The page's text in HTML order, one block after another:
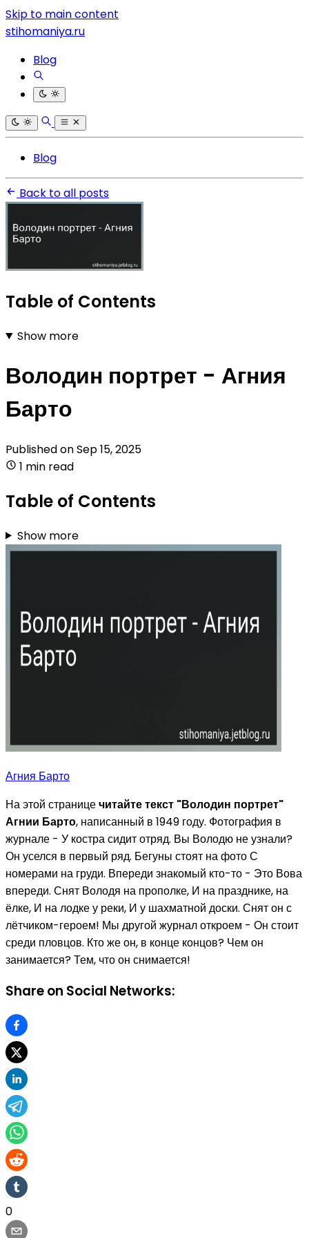
Skip to main content
stihomaniya.ru
Blog
Blog
Back to all posts
Table of Contents
Show more
Володин портрет - Агния
Барто
Published onSep 15, 2025
1 min read
Table of Contents
Show more
Агния Барто
На этой страницечитайте текст "Володин портрет"
Агнии Барто, написанный в 1949 году. Фотография в
журнале - У костра сидит отряд. Вы Володю не узнали?
Он уселся в первый ряд. Бегуны стоят на фото С
номерами на груди. Впереди знакомый кто-то - Это Вова
впереди. Снят Володя на прополке, И на празднике, на
ёлке, И на лодке у реки, И у шахматной доски. Снят он с
лётчиком-героем! Мы другой журнал откроем - Он стоит
среди пловцов. Кто же он, в конце концов? Чем он
занимается? Тем, что он снимается!
Share on Social Networks:
0